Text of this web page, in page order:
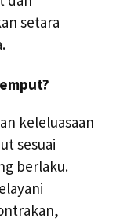
setara
keleluasaan
sesuai
berlaku.